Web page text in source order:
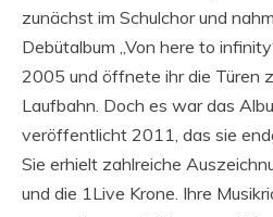
zunächst im Schulchor und
Debütalbum „Von here to
2005 und öffnete ihr die Türen
Laufbahn. Doch es war das
veröffentlicht 2011, das sie
Sie erhielt zahlreiche
und die 1Live Krone. Ihre